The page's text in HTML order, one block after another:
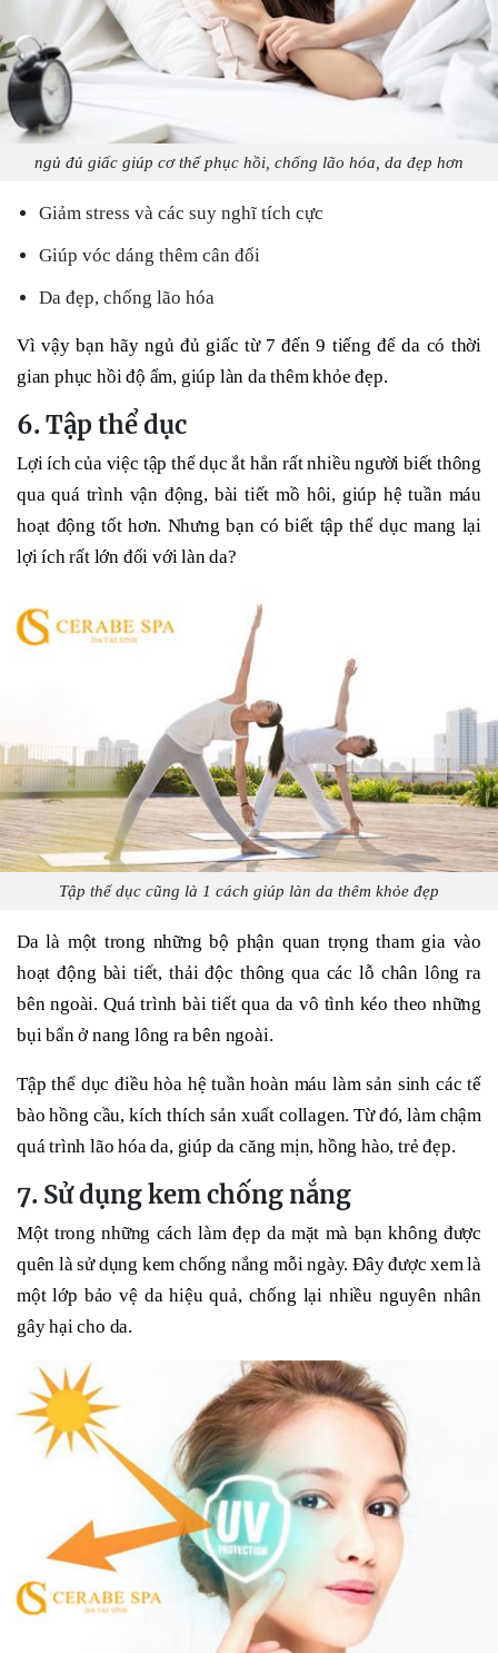
ngủ đủ giấc giúp cơ thể phục hồi, chống lão hóa, da đẹp hơn
Giảm stress và các suy nghĩ tích cực
Giúp vóc dáng thêm cân đối
Da đẹp, chống lão hóa
Vì vậy bạn hãy ngủ đủ giấc từ 7 đến 9 tiếng để da có thời
gian phục hồi độ ẩm, giúp làn da thêm khỏe đẹp.
6. Tập thể dục
Lợi ích của việc tập thể dục ắt hẳn rất nhiều người biết thông
qua quá trình vận động, bài tiết mồ hôi, giúp hệ tuần máu
hoạt động tốt hơn. Nhưng bạn có biết tập thể dục mang lại
lợi ích rất lớn đối với làn da?
Tập thể dục cũng là 1 cách giúp làn da thêm khỏe đẹp
Da là một trong những bộ phận quan trọng tham gia vào
hoạt động bài tiết, thải độc thông qua các lỗ chân lông ra
bên ngoài. Quá trình bài tiết qua da vô tình kéo theo những
bụi bẩn ở nang lông ra bên ngoài.
Tập thể dục điều hòa hệ tuần hoàn máu làm sản sinh các tế
bào hồng cầu, kích thích sản xuất collagen. Từ đó, làm chậm
quá trình lão hóa da, giúp da căng mịn, hồng hào, trẻ đẹp.
7. Sử dụng kem chống nắng
Một trong những cách làm đẹp da mặt mà bạn không được
quên là sử dụng kem chống nắng mỗi ngày. Đây được xem là
một lớp bảo vệ da hiệu quả, chống lại nhiều nguyên nhân
gây hại cho da.